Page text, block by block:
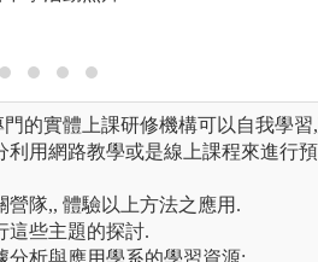
的實體上課研修機構可以自我學習
利用網路教學或是線上課程來進行
營隊,, 體驗以上方法之應用.
這些主題的探討.